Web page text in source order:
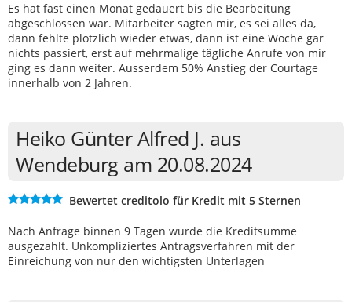
Es hat fast einen Monat gedauert bis die Bearbeitung
abgeschlossen war. Mitarbeiter sagten mir, es sei alles da,
dann fehlte plötzlich wieder etwas, dann ist eine Woche gar
nichts passiert, erst auf mehrmalige tägliche Anrufe von mir
ging es dann weiter. Ausserdem 50% Anstieg der Courtage
innerhalb von 2 Jahren.
Heiko Günter Alfred J. aus
Wendeburg am 20.08.2024
Bewertet creditolo für Kredit mit 5 Sternen
Nach Anfrage binnen 9 Tagen wurde die Kreditsumme
ausgezahlt. Unkompliziertes Antragsverfahren mit der
Einreichung von nur den wichtigsten Unterlagen